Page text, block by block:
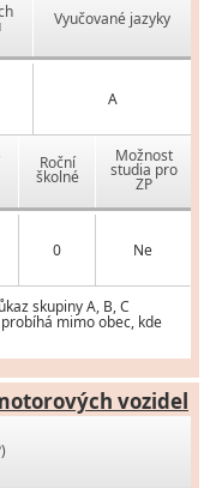
Vyučované jazyky
A
Roční
školné
Možnost
studia pro
ZP
0 Ne
skupiny A, B, C
mimo obec, kde
vozidel